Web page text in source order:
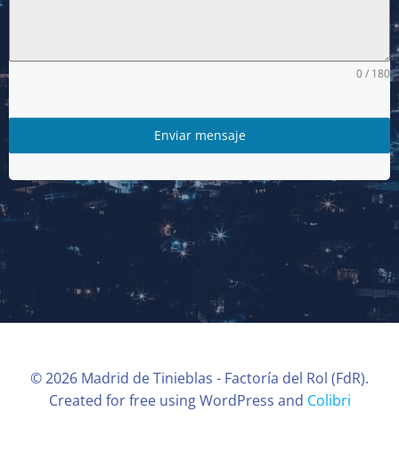
0 / 180
Enviar mensaje
© 2026 Madrid de Tinieblas - Factoría del Rol (FdR).
Created for free using WordPress and Colibri